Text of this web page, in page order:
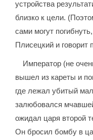
устройства
близко к цели.
сами могут
Плисецкий и говорит
Император (не
вышел из кареты и
где лежал убитый
залюбовался
ожидал царя второй
Он бросил бомбу в